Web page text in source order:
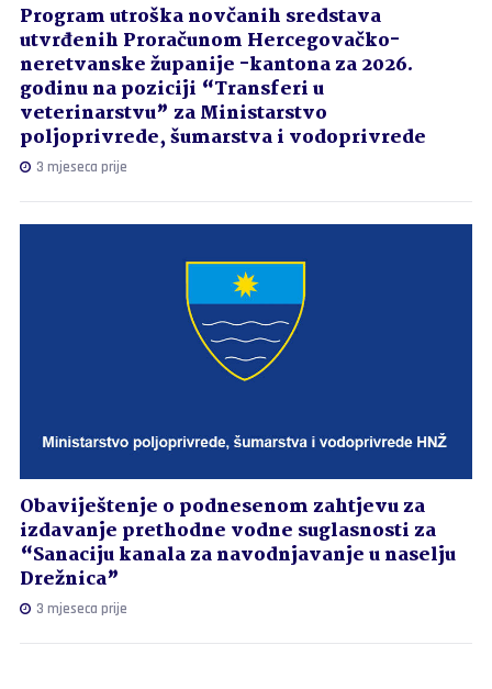
Program utroška novčanih sredstava
utvrđenih Proračunom Hercegovačko-
neretvanske županije -kantona za 2026.
godinu na poziciji “Transferi u
veterinarstvu” za Ministarstvo
poljoprivrede, šumarstva i vodoprivrede
3 mjeseca prije
Obaviještenje o podnesenom zahtjevu za
izdavanje prethodne vodne suglasnosti za
“Sanaciju kanala za navodnjavanje u naselju
Drežnica”
3 mjeseca prije